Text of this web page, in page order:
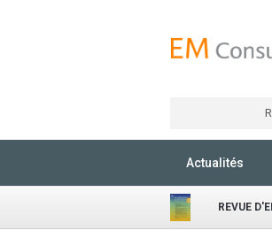
Actualités
REVUE